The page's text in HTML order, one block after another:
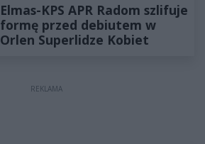
Elmas-KPS APR Radom szlifuje
formę przed debiutem w
Orlen Superlidze Kobiet
REKLAMA